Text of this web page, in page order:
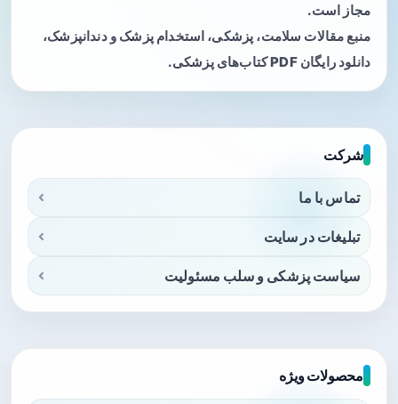
مجاز است.
منبع مقالات سلامت، پزشکی، استخدام پزشک و دندانپزشک،
دانلود رایگان PDF کتاب‌های پزشکی.
شرکت
تماس با ما
تبلیغات در سایت
سیاست پزشکی و سلب مسئولیت
محصولات ویژه